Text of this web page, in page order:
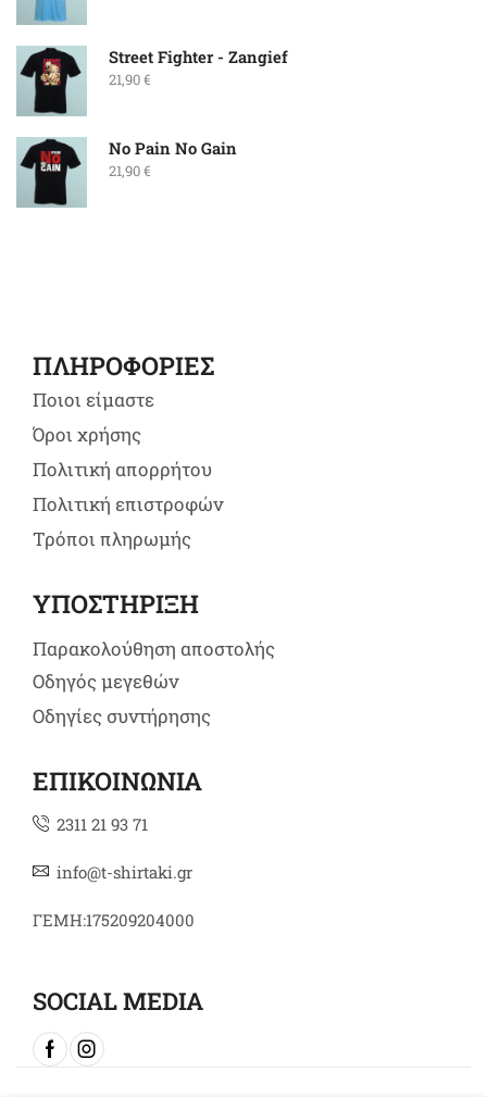
Street Fighter - Zangief
21,90€
No Pain No Gain
21,90€
ΠΛΗΡΟΦΟΡΙΕΣ
Ποιοι είμαστε
Όροι χρήσης
Πολιτική απορρήτου
Πολιτική επιστροφών
Τρόποι πληρωμής
ΥΠΟΣΤΗΡΙΞΗ
Παρακολούθηση αποστολής
Οδηγός μεγεθών
Οδηγίες συντήρησης
ΕΠΙΚΟΙΝΩΝΙΑ
2311 21 93 71
info@t-shirtaki.gr
ΓΕΜΗ:175209204000
SOCIAL MEDIA